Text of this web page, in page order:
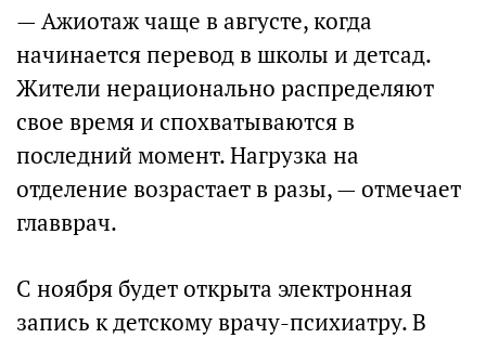
— Ажиотаж чаще в августе, когда
начинается перевод в школы и детсад.
Жители нерационально распределяют
свое время и спохватываются в
последний момент. Нагрузка на
отделение возрастает в разы, — отмечает
главврач.
С ноября будет открыта электронная
запись к детскому врачу-психиатру. В